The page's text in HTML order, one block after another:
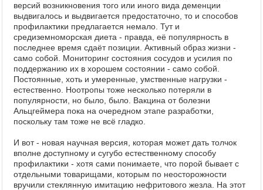
версий возникновения того или иного вида деменции
выдвигалось и выдвигается предостаточно, то и способов
профилактики предлагается немало. Тут и
средиземноморская диета - правда, её популярность в
последнее время сдаёт позиции. Активный образ жизни -
само собой. Мониторинг состояния сосудов и усилия по
поддержанию их в хорошем состоянии - само собой.
Постоянные, хоть и умеренные, умственные нагрузки -
естественно. Ноотропы тоже несколько потеряли в
популярности, но было, было. Вакцина от болезни
Альцгеймера пока на очередном этапе разработки,
поскольку там тоже не всё гладко.
И вот - новая научная версия, которая может дать толчок
вполне доступному и сугубо естественному способу
профилактики - хотя сами понимаете, что порой бывает с
отдельными товарищами, которым по неосторожности
вручили стеклянную имитацию нефритового жезла. На этот